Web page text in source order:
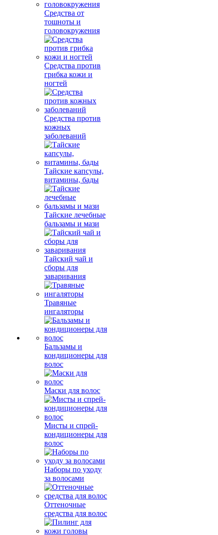
Средства от
тошноты и
головокружения
Средства против
грибка кожи и
ногтей
Средства против
кожных
заболеваний
Тайские капсулы,
витамины, бады
Тайские лечебные
бальзамы и мази
Тайский чай и
сборы для
заваривания
Травяные
ингаляторы
Бальзамы и
кондиционеры для
волос
Маски для волос
Мисты и спрей-
кондиционеры для
волос
Наборы по уходу
за волосами
Оттеночные
средства для волос